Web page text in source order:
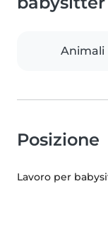
Animali
Posizione
Lavoro per